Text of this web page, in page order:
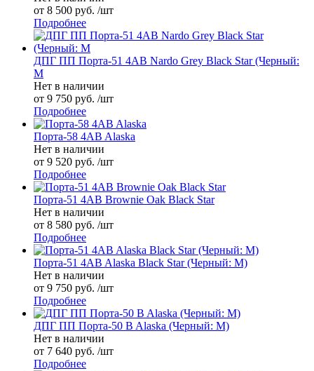
от 8 500 руб. /шт
Подробнее
ДПГ ПП Порта-51 4AB Nardo Grey Black Star (Черный:
М
Нет в наличии
от 9 750 руб. /шт
Подробнее
Порта-58 4AB Alaska
Нет в наличии
от 9 520 руб. /шт
Подробнее
Порта-51 4AB Brownie Oak Black Star
Нет в наличии
от 8 580 руб. /шт
Подробнее
Порта-51 4AB Alaska Black Star (Черный: М)
Нет в наличии
от 9 750 руб. /шт
Подробнее
ДПГ ПП Порта-50 B Alaska (Черный: М)
Нет в наличии
от 7 640 руб. /шт
Подробнее